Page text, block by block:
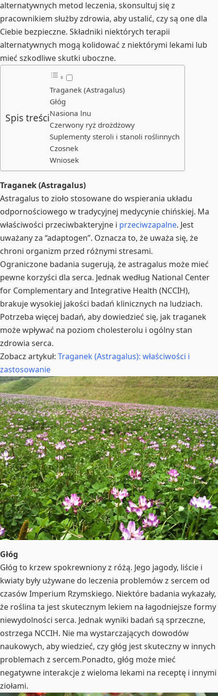
alternatywnych metod leczenia, skonsultuj się z
pracownikiem służby zdrowia, aby ustalić, czy są one dla
Ciebie bezpieczne. Składniki niektórych terapii
alternatywnych mogą kolidować z niektórymi lekami lub
mieć szkodliwe skutki uboczne.
Spis treści
Traganek (Astragalus)
Głóg
Nasiona lnu
Czerwony ryż drożdżowy
Suplementy steroli i stanoli roślinnych
Czosnek
Wniosek
Traganek (Astragalus)
Astragalus to zioło stosowane do wspierania układu
odpornościowego w tradycyjnej medycynie chińskiej. Ma
właściwości przeciwbakteryjne i przeciwzapalne. Jest
uważany za “adaptogen”. Oznacza to, że uważa się, że
chroni organizm przed różnymi stresami.
Ograniczone badania sugerują, że astragalus może mieć
pewne korzyści dla serca. Jednak według National Center
for Complementary and Integrative Health (NCCIH),
brakuje wysokiej jakości badań klinicznych na ludziach.
Potrzeba więcej badań, aby dowiedzieć się, jak traganek
może wpływać na poziom cholesterolu i ogólny stan
zdrowia serca.
Zobacz artykuł: Traganek (Astragalus): właściwości i
zastosowanie
Głóg
Głóg to krzew spokrewniony z różą. Jego jagody, liście i
kwiaty były używane do leczenia problemów z sercem od
czasów Imperium Rzymskiego. Niektóre badania wykazały,
że roślina ta jest skutecznym lekiem na łagodniejsze formy
niewydolności serca. Jednak wyniki badań są sprzeczne,
ostrzega NCCIH. Nie ma wystarczających dowodów
naukowych, aby wiedzieć, czy głóg jest skuteczny w innych
problemach z sercem.Ponadto, głóg może mieć
negatywne interakcje z wieloma lekami na receptę i innymi
ziołami.